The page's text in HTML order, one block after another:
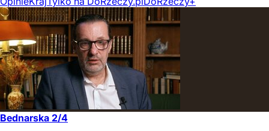
Bednarska 2/4